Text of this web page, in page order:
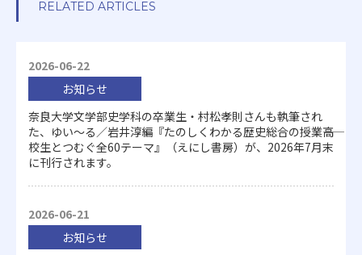
RELATED ARTICLES
2026-06-22
お知らせ
奈良大学文学部史学科の卒業生・村松孝則さんも執筆され
た、ゆい～る／岩井淳編『たのしくわかる歴史総合の授業――高
校生とつむぐ全60テーマ』（えにし書房）が、2026年7月末
に刊行されます。
2026-06-21
お知らせ